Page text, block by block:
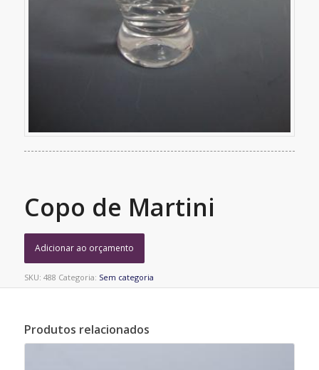
Copo de Martini
Adicionar ao orçamento
SKU: 488 Categoria: Sem categoria
Produtos relacionados